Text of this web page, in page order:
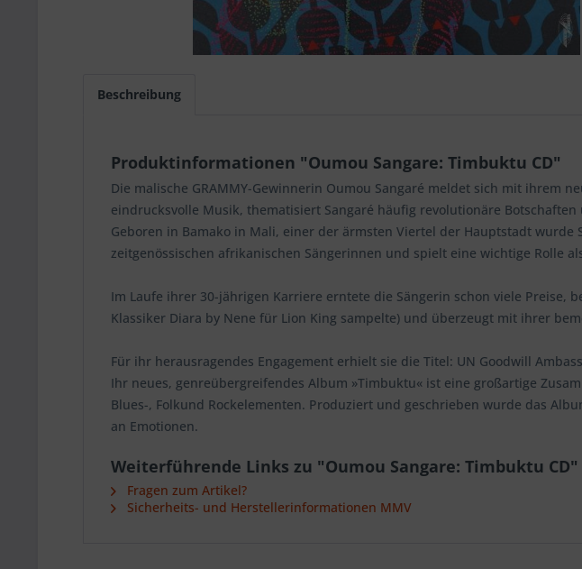
Beschreibung
Produktinformationen "Oumou Sangare: Timbuktu CD"
Die malische GRAMMY-Gewinnerin Oumou Sangaré meldet sich mit
eindrucksvolle Musik, thematisiert Sangaré häufig revolutionäre
Geboren in Bamako in Mali, einer der ärmsten Viertel der Hauptstadt
zeitgenössischen afrikanischen Sängerinnen und spielt eine wichtige Rolle
Im Laufe ihrer 30-jährigen Karriere erntete die Sängerin schon viele Preise,
Klassiker Diara by Nene für Lion King sampelte) und überzeugt mit ihrer
Für ihr herausragendes Engagement erhielt sie die Titel: UN Goodwill
Ihr neues, genreübergreifendes Album »Timbuktu« ist eine großartige
Blues-, Folkund Rockelementen. Produziert und geschrieben wurde das
an Emotionen.
Weiterführende Links zu "Oumou Sangare: Timbuktu CD"
Fragen zum Artikel?
Sicherheits- und Herstellerinformationen MMV